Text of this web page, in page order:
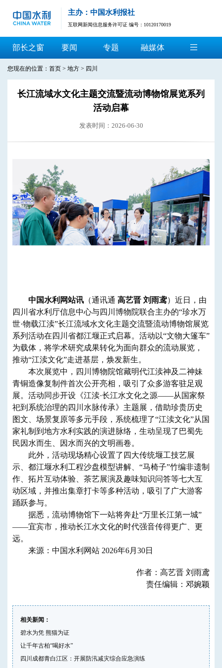
主办：中国水利报社
互联网新闻信息服务许可证 编号：10120170019
部长之窗 要闻 专题 融媒体
您现在的位置： 首页 > 地方 > 四川
长江流域水文化主题交流暨流动博物馆展览系列
活动启幕
发表时间：2026-06-30
中国水利网站讯 （通讯通 高艺晋 刘雨鸢）近日，由
四川省水利厅信息中心与四川博物院联合主办的“珍水万
世·物载江渎”长江流域水文化主题交流暨流动博物馆展览
系列活动在四川省都江堰正式启幕。活动以“文物大篷车”
为载体，将学术研究成果转化为面向群众的流动展览，
推动“江渎文化”走进基层，焕发新生。
本次展览中，四川博物院馆藏明代江渎神及二神妹
青铜造像复制件首次公开亮相，吸引了众多游客驻足观
展。活动同步开设《江渎·长江水文化之源——从国家祭
祀到系统治理的四川水脉传承》主题展，借助珍贵历史
图文、场景复原等多元手段，系统梳理了“江渎文化”从国
家礼制到地方水利实践的演进脉络，生动呈现了巴蜀先
民因水而生、因水而兴的文明画卷。
此外，活动现场精心设置了四大传统堰工技艺展
示、都江堰水利工程沙盘模型讲解、“马椅子”竹编非遗制
作、拓片互动体验、茶艺展演及趣味知识问答等七大互
动区域，并推出集章打卡等多种活动，吸引了广大游客
踊跃参与。
据悉，流动博物馆下一站将奔赴“万里长江第一城”
——宜宾市，推动长江水文化的时代强音传得更广、更
远。
来源：中国水利网站 2026年6月30日
作者：高艺晋 刘雨鸢
责任编辑：邓婉颖
相关新闻：
碧水为凭 熊猫为证
让千年古柏“喝好水”
四川成都青白江区：开展防汛减灾综合应急演练